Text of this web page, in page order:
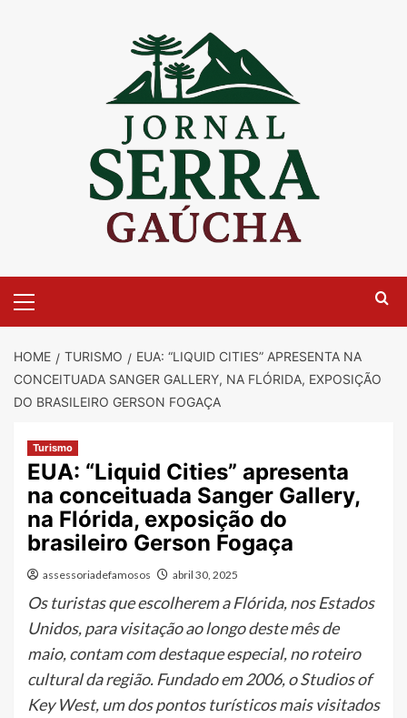
Menu
HOME TURISMO
EUA: “LIQUID CITIES” APRESENTA NA
CONCEITUADA SANGER GALLERY, NA FLÓRIDA, EXPOSIÇÃO
DO BRASILEIRO GERSON FOGAÇA
Turismo
EUA: “Liquid Cities” apresenta
na conceituada Sanger Gallery,
na Flórida, exposição do
brasileiro Gerson Fogaça
assessoriadefamosos abril 30, 2025
Os turistas que escolherem a Flórida, nos Estados
Unidos, para visitação ao longo deste mês de
maio, contam com destaque especial, no roteiro
cultural da região. Fundado em 2006, o Studios of
Key West, um dos pontos turísticos mais visitados